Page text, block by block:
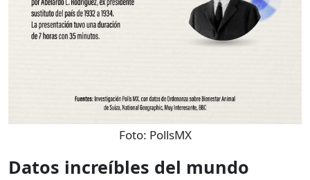
Foto: PollsMX
Datos increíbles del mundo